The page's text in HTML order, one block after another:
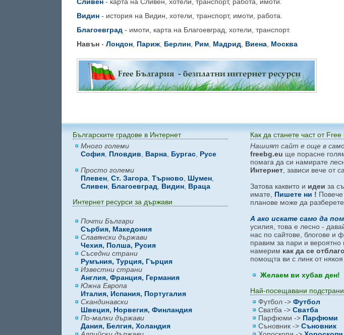
Сливен - карта на Сливен, хотели, транспорт, работа, имоти.
Видин - история на Видин, хотели, транспорт, имоти, работа.
Благоевград - имоти, карта на Благоевград, хотели, транспорт.
Навън - Лондон, Париж, Берлин, Рим, Мадрид, Виена, Москва
Българските градове в Интернет
Много големи
София, Пловдив, Варна, Бургас, Русе
Просто големи
Плевен, Ст. Загора, Търново, Шумен,
Сливен, Благоевград, Видин, Враца
Интернет ресурси за държави
Почти Българи
Сърбия, Македония
Славянски държави
Чехия, Полша, Русия
Съседни страни
Румъния, Турция, Гърция
Известни страни
Англия, Франция, Германия
Южна Европа
Италия, Испания, Португалия
Скандинавски
Швеция, Норвегия, Финландия
По-малки държави
Дания, Белгия, Холандия
Как да станете част от
Нашият сайт е още в
freebg.eu ще порасне
помага да си намирате
Интернет, зависи вече от
Затова каквито и идеи за
имате, Пишете ни !
планове може да
А ако искате само да
усилия, това е лесно -
нас по сайтове, блогове и
правим за пари и вероятно
намерим как да се
помощта ви с линк от
Желаем ви хубав ден!
Най-посещавани
Футбол -> Футбол
Сватба -> Сватба
Парфюми -> Парфюми
Съновник -> Съновник